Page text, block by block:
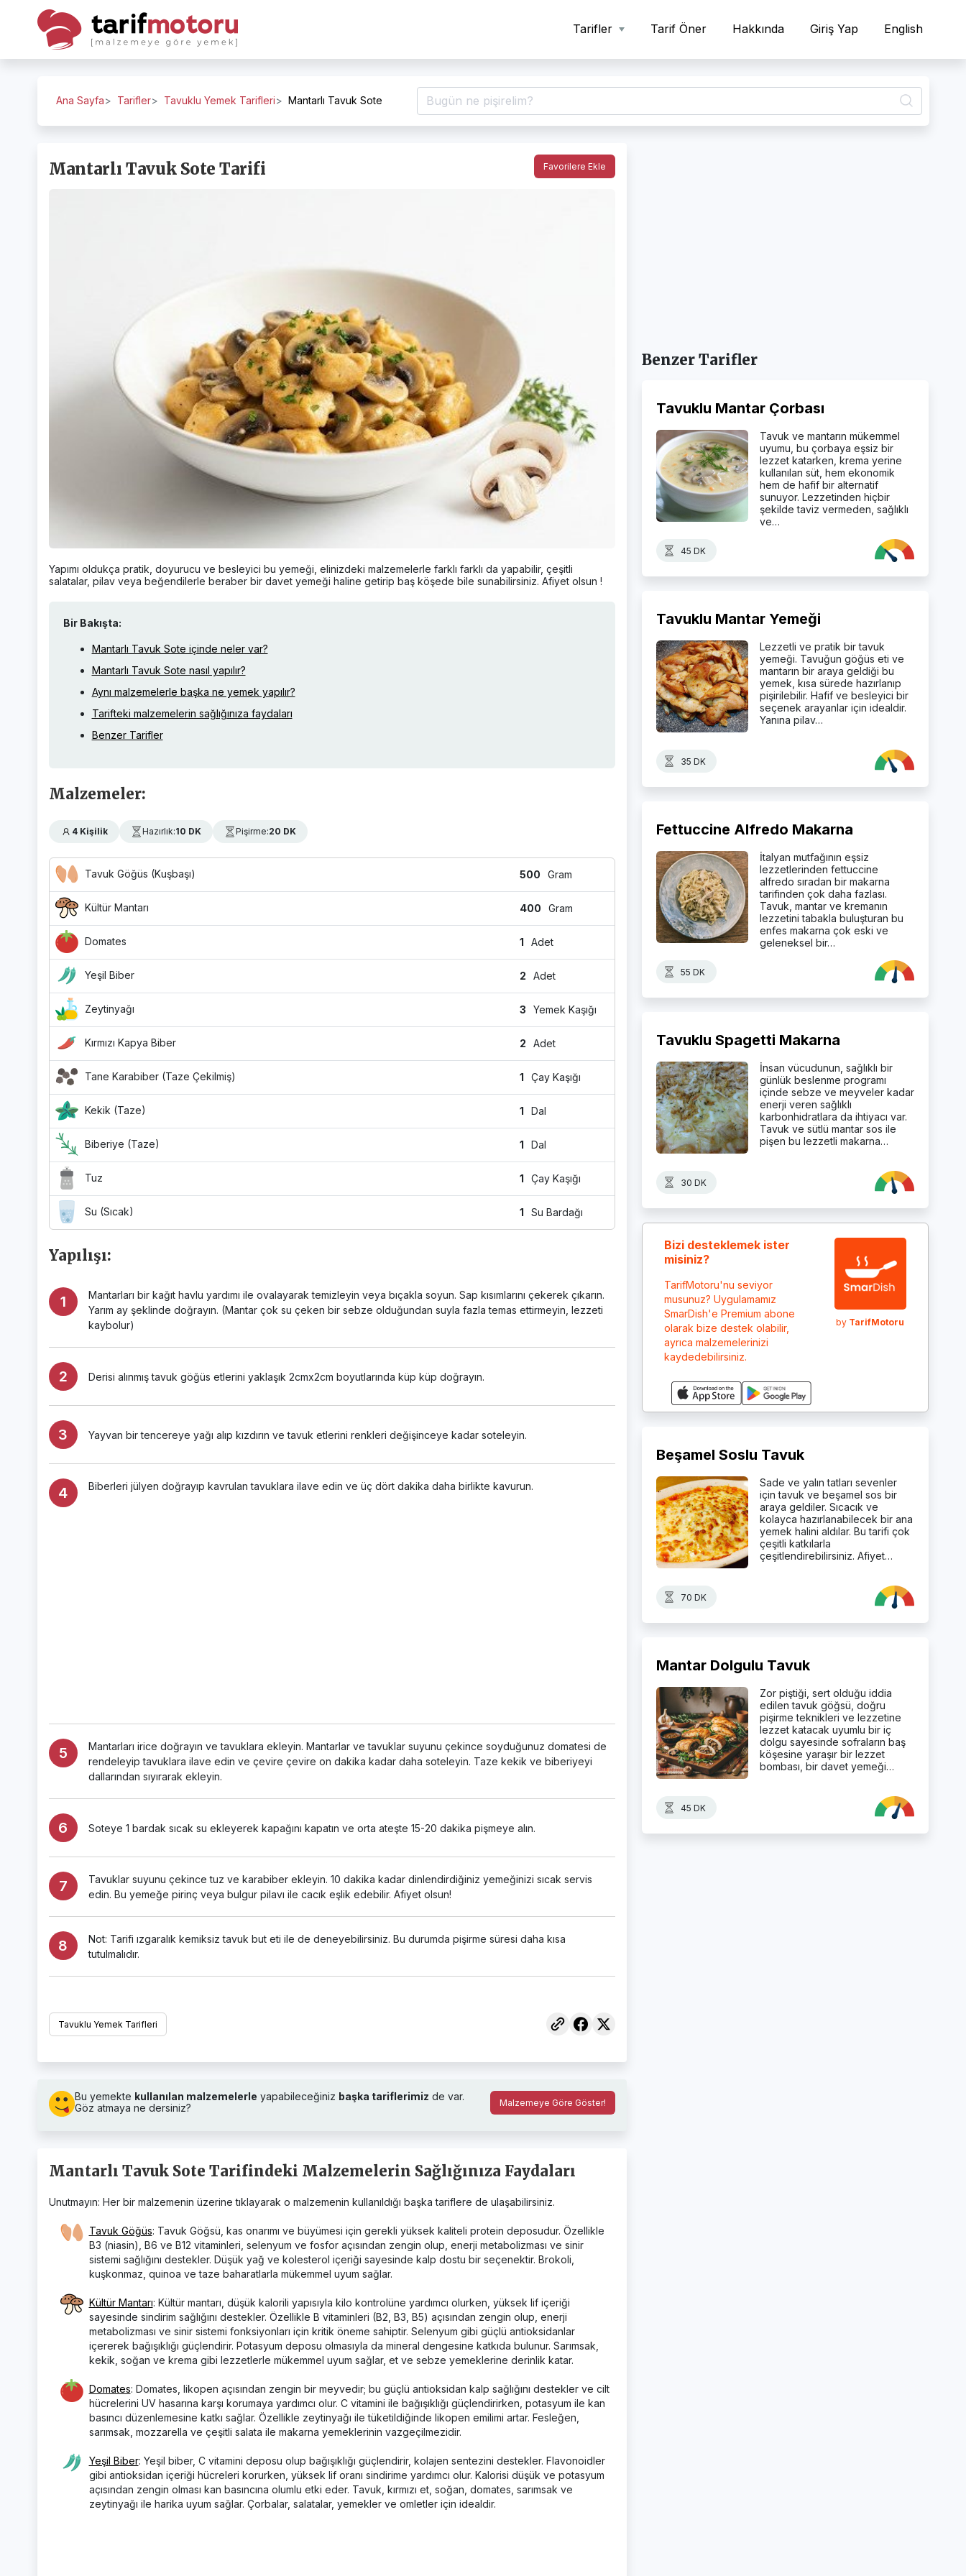
Tarifler Tarif Öner Hakkında Giriş Yap English
Ana Sayfa Tarifler Tavuklu Yemek Tarifleri Mantarlı Tavuk Sote
Favorilere Ekle
Mantarlı Tavuk Sote Tarifi
Yapımı oldukça pratik, doyurucu ve besleyici bu yemeği, elinizdeki malzemelerle farklı farklı da yapabilir, çeşitli
salatalar, pilav veya beğendilerle beraber bir davet yemeği haline getirip baş köşede bile sunabilirsiniz. Afiyet olsun !
Bir Bakışta:
Mantarlı Tavuk Sote içinde neler var?
Mantarlı Tavuk Sote nasıl yapılır?
Aynı malzemelerle başka ne yemek yapılır?
Tarifteki malzemelerin sağlığınıza faydaları
Benzer Tarifler
Malzemeler:
4 Kişilik Hazırlık:10 DK Pişirme:20 DK
Tavuk Göğüs (Kuşbaşı) 500 Gram
Kültür Mantarı 400 Gram
Domates 1 Adet
Yeşil Biber 2 Adet
Zeytinyağı 3 Yemek Kaşığı
Kırmızı Kapya Biber 2 Adet
Tane Karabiber (Taze Çekilmiş) 1 Çay Kaşığı
Kekik (Taze) 1 Dal
Biberiye (Taze) 1 Dal
Tuz 1 Çay Kaşığı
Su (Sıcak) 1 Su Bardağı
Yapılışı:
Mantarları bir kağıt havlu yardımı ile ovalayarak temizleyin veya bıçakla soyun. Sap kısımlarını çekerek çıkarın.
Yarım ay şeklinde doğrayın. (Mantar çok su çeken bir sebze olduğundan suyla fazla temas ettirmeyin, lezzeti
kaybolur)
Derisi alınmış tavuk göğüs etlerini yaklaşık 2cmx2cm boyutlarında küp küp doğrayın.
Yayvan bir tencereye yağı alıp kızdırın ve tavuk etlerini renkleri değişinceye kadar soteleyin.
Biberleri jülyen doğrayıp kavrulan tavuklara ilave edin ve üç dört dakika daha birlikte kavurun.
Mantarları irice doğrayın ve tavuklara ekleyin. Mantarlar ve tavuklar suyunu çekince soyduğunuz domatesi de
rendeleyip tavuklara ilave edin ve çevire çevire on dakika kadar daha soteleyin. Taze kekik ve biberiyeyi
dallarından sıyırarak ekleyin.
Soteye 1 bardak sıcak su ekleyerek kapağını kapatın ve orta ateşte 15-20 dakika pişmeye alın.
Tavuklar suyunu çekince tuz ve karabiber ekleyin. 10 dakika kadar dinlendirdiğiniz yemeğinizi sıcak servis
edin. Bu yemeğe pirinç veya bulgur pilavı ile cacık eşlik edebilir. Afiyet olsun!
Not: Tarifi ızgaralık kemiksiz tavuk but eti ile de deneyebilirsiniz. Bu durumda pişirme süresi daha kısa
tutulmalıdır.
Tavuklu Yemek Tarifleri
Bu yemekte kullanılan malzemelerle yapabileceğiniz başka tariflerimiz de var.
Göz atmaya ne dersiniz?
Malzemeye Göre Göster!
Mantarlı Tavuk Sote Tarifindeki Malzemelerin Sağlığınıza Faydaları
Unutmayın: Her bir malzemenin üzerine tıklayarak o malzemenin kullanıldığı başka tariflere de ulaşabilirsiniz.
Tavuk Göğüs: Tavuk Göğsü, kas onarımı ve büyümesi için gerekli yüksek kaliteli protein deposudur. Özellikle
B3 (niasin), B6 ve B12 vitaminleri, selenyum ve fosfor açısından zengin olup, enerji metabolizması ve sinir
sistemi sağlığını destekler. Düşük yağ ve kolesterol içeriği sayesinde kalp dostu bir seçenektir. Brokoli,
kuşkonmaz, quinoa ve taze baharatlarla mükemmel uyum sağlar.
Kültür Mantarı: Kültür mantarı, düşük kalorili yapısıyla kilo kontrolüne yardımcı olurken, yüksek lif içeriği
sayesinde sindirim sağlığını destekler. Özellikle B vitaminleri (B2, B3, B5) açısından zengin olup, enerji
metabolizması ve sinir sistemi fonksiyonları için kritik öneme sahiptir. Selenyum gibi güçlü antioksidanlar
içererek bağışıklığı güçlendirir. Potasyum deposu olmasıyla da mineral dengesine katkıda bulunur. Sarımsak,
kekik, soğan ve krema gibi lezzetlerle mükemmel uyum sağlar, et ve sebze yemeklerine derinlik katar.
Domates: Domates, likopen açısından zengin bir meyvedir; bu güçlü antioksidan kalp sağlığını destekler ve cilt
hücrelerini UV hasarına karşı korumaya yardımcı olur. C vitamini ile bağışıklığı güçlendirirken, potasyum ile kan
basıncı düzenlemesine katkı sağlar. Özellikle zeytinyağı ile tüketildiğinde likopen emilimi artar. Fesleğen,
sarımsak, mozzarella ve çeşitli salata ile makarna yemeklerinin vazgeçilmezidir.
Yeşil Biber: Yeşil biber, C vitamini deposu olup bağışıklığı güçlendirir, kolajen sentezini destekler. Flavonoidler
gibi antioksidan içeriği hücreleri korurken, yüksek lif oranı sindirime yardımcı olur. Kalorisi düşük ve potasyum
açısından zengin olması kan basıncına olumlu etki eder. Tavuk, kırmızı et, soğan, domates, sarımsak ve
zeytinyağı ile harika uyum sağlar. Çorbalar, salatalar, yemekler ve omletler için idealdir.
Benzer Tarifler
Tavuklu Mantar Çorbası
Tavuk ve mantarın mükemmel
uyumu, bu çorbaya eşsiz bir
lezzet katarken, krema yerine
kullanılan süt, hem ekonomik
hem de hafif bir alternatif
sunuyor. Lezzetinden hiçbir
şekilde taviz vermeden, sağlıklı
ve…
45 DK
Tavuklu Mantar Yemeği
Lezzetli ve pratik bir tavuk
yemeği. Tavuğun göğüs eti ve
mantarın bir araya geldiği bu
yemek, kısa sürede hazırlanıp
pişirilebilir. Hafif ve besleyici bir
seçenek arayanlar için idealdir.
Yanına pilav…
35 DK
Fettuccine Alfredo Makarna
İtalyan mutfağının eşsiz
lezzetlerinden fettuccine
alfredo sıradan bir makarna
tarifinden çok daha fazlası.
Tavuk, mantar ve kremanın
lezzetini tabakla buluşturan bu
enfes makarna çok eski ve
geleneksel bir…
55 DK
Tavuklu Spagetti Makarna
İnsan vücudunun, sağlıklı bir
günlük beslenme programı
içinde sebze ve meyveler kadar
enerji veren sağlıklı
karbonhidratlara da ihtiyacı var.
Tavuk ve sütlü mantar sos ile
pişen bu lezzetli makarna…
30 DK
Bizi desteklemek ister
misiniz?
TarifMotoru'nu seviyor
musunuz? Uygulamamız
SmarDish'e Premium abone
olarak bize destek olabilir,
ayrıca malzemelerinizi
kaydedebilirsiniz.
by TarifMotoru
Beşamel Soslu Tavuk
Sade ve yalın tatları sevenler
için tavuk ve beşamel sos bir
araya geldiler. Sıcacık ve
kolayca hazırlanabilecek bir ana
yemek halini aldılar. Bu tarifi çok
çeşitli katkılarla
çeşitlendirebilirsiniz. Afiyet…
70 DK
Mantar Dolgulu Tavuk
Zor piştiği, sert olduğu iddia
edilen tavuk göğsü, doğru
pişirme teknikleri ve lezzetine
lezzet katacak uyumlu bir iç
dolgu sayesinde sofraların baş
köşesine yaraşır bir lezzet
bombası, bir davet yemeği…
45 DK